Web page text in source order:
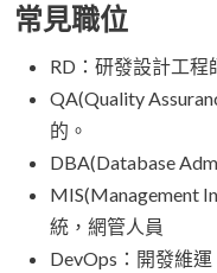
常見職位
RD：研發設計工程
QA(Quality
的。
DBA(Database
MIS(Management
統，網管人員
DevOps：開發維